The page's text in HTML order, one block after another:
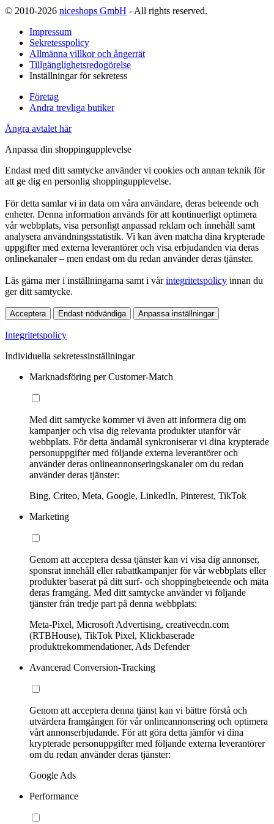
© 2010-2026 niceshops GmbH - All rights reserved.
Impressum
Sekretesspolicy
Allmänna villkor och ångerrät
Tillgänglighetsredogörelse
Inställningar för sekretess
Företag
Andra trevliga butiker
Ångra avtalet här
Anpassa din shoppingupplevelse
Endast med ditt samtycke använder vi cookies och annan teknik för
att ge dig en personlig shoppingupplevelse.
För detta samlar vi in data om våra användare, deras beteende och
enheter. Denna information används för att kontinuerligt optimera
vår webbplats, visa personligt anpassad reklam och innehåll samt
analysera användningsstatistik. Vi kan även matcha dina krypterade
uppgifter med externa leverantörer och visa erbjudanden via deras
onlinekanaler – men endast om du redan använder deras tjänster.
Läs gärna mer i inställningarna samt i vårintegritetspolicy innan du
ger ditt samtycke.
Acceptera Endast nödvändiga Anpassa inställningar
Integritetspolicy
Individuella sekretessinställningar
Marknadsföring per Customer-Match
Med ditt samtycke kommer vi även att informera dig om
kampanjer och visa dig relevanta produkter utanför vår
webbplats. För detta ändamål synkroniserar vi dina krypterade
personuppgifter med följande externa leverantörer och
använder deras onlineannonseringskanaler om du redan
använder deras tjänster:
Bing, Criteo, Meta, Google, LinkedIn, Pinterest, TikTok
Marketing
Genom att acceptera dessa tjänster kan vi visa dig annonser,
sponsrat innehåll eller rabattkampanjer för vår webbplats eller
produkter baserat på ditt surf- och shoppingbeteende och mäta
deras framgång. Med ditt samtycke använder vi följande
tjänster från tredje part på denna webbplats:
Meta-Pixel, Microsoft Advertising, creativecdn.com
(RTBHouse), TikTok Pixel, Klickbaserade
produktrekommendationer, Ads Defender
Avancerad Conversion-Tracking
Genom att acceptera denna tjänst kan vi bättre förstå och
utvärdera framgången för vår onlineannonsering och optimera
vårt annonserbjudande. För att göra detta jämför vi dina
krypterade personuppgifter med följande externa leverantörer
om du redan använder deras tjänster:
Google Ads
Performance